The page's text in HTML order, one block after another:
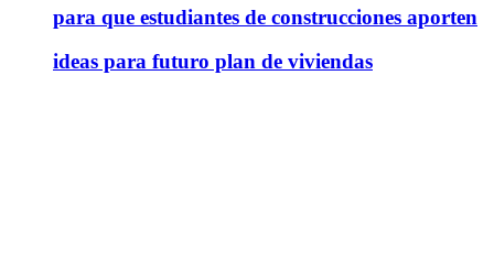
para que estudiantes de construcciones aporten
ideas para futuro plan de viviendas